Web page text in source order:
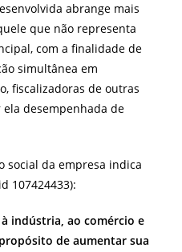
abrange mais
que não representa
com a finalidade de
simultânea em
fiscalizadoras de outras
desempenhada de
social da empresa indica
107424433):
indústria, ao comércio e
de aumentar sua